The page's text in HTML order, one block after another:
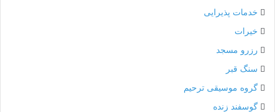
خدمات پذیرایی
خیرات
رزرو مسجد
سنگ قبر
گروه موسیقی ترحیم
گوسفند زنده